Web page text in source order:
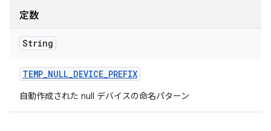
定数
String
TEMP_NULL_DEVICE_PREFIX
自動作成された null デバイスの命名パターン